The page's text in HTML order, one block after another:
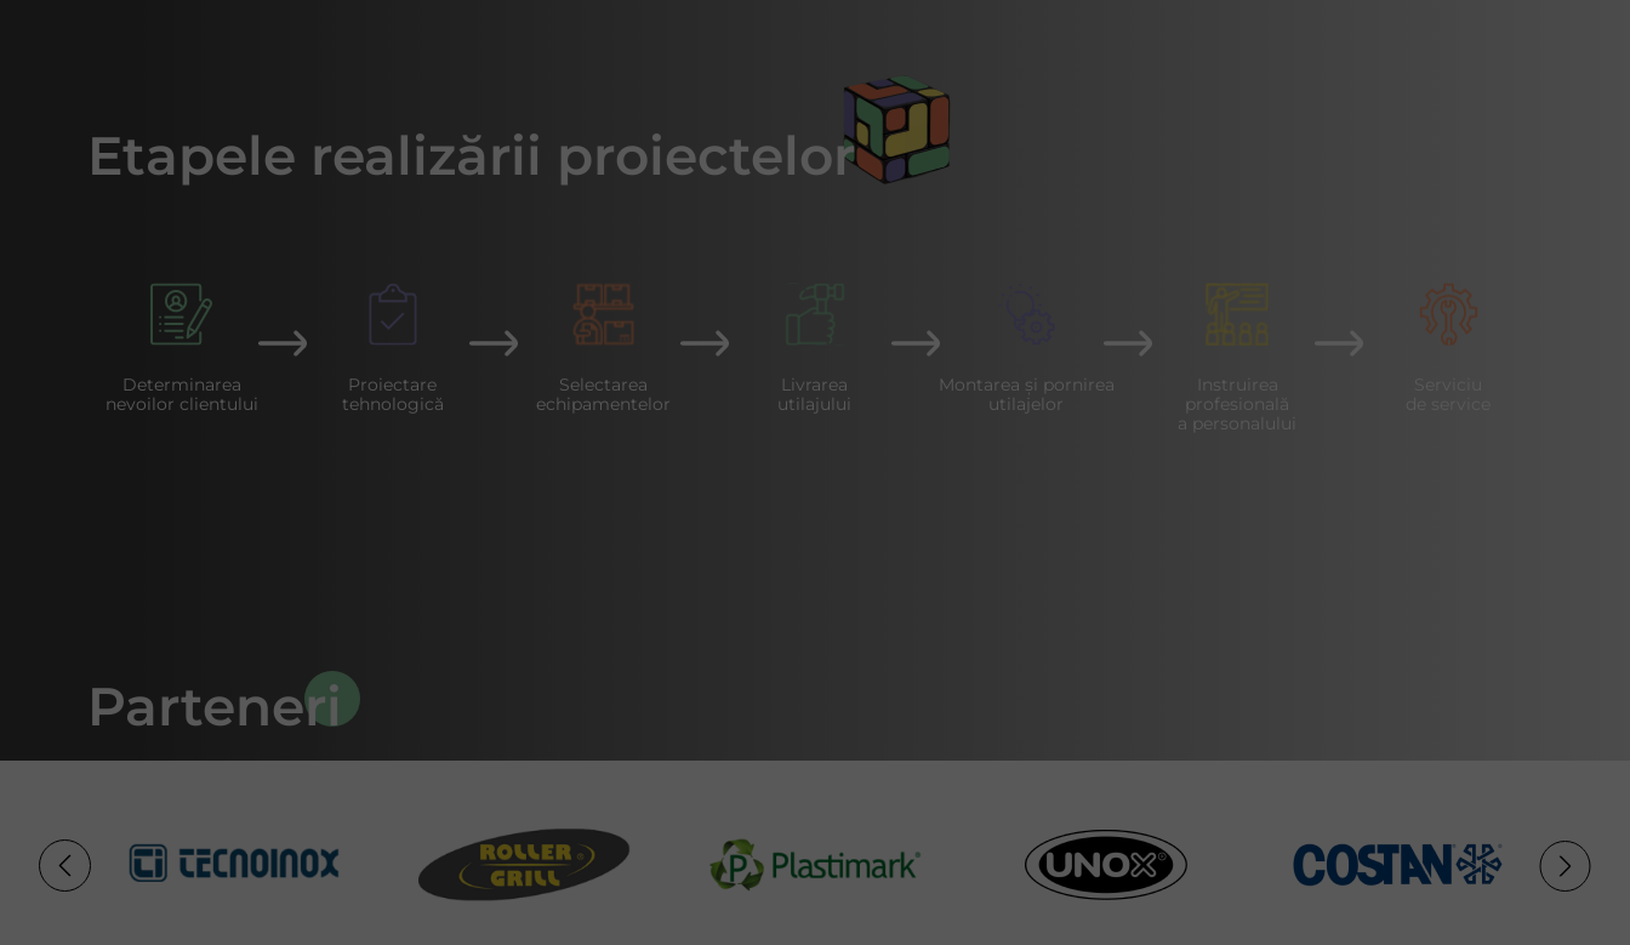
Etapele realizării proiectelor
Determinarea
nevoilor clientului
Proiectare
tehnologică
Selectarea
echipamentelor
Livrarea
utilajului
Montarea și pornirea
utilajelor
Instruirea
profesională
a personalului
Parteneri